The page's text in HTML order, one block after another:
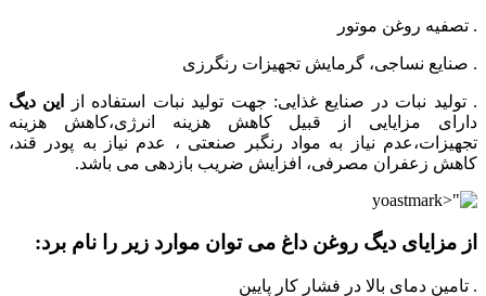
. تصفیه روغن موتور
. صنایع نساجی، گرمایش تجهیزات رنگرزی
. تولید نبات در صنایع غذایی: جهت تولید نبات استفاده از
این دیگ
دارای مزایایی از قبیل کاهش هزینه انرژی،کاهش هزینه
تجهیزات،عدم نیاز به مواد رنگبر صنعتی ، عدم نیاز به پودر قند،
کاهش زعفران مصرفی، افزایش ضریب بازدهی می باشد.
از مزایای دیگ روغن داغ می توان موارد زیر را نام برد:
. تامین دمای بالا در فشار کار پایین